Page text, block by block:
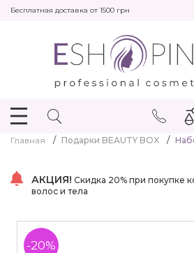
Бесплатная доставка от 1500 грн
Главная Подарки BEAUTY BOX
АКЦИЯ! Скидка 20% при покупке
волос и тела
-20%